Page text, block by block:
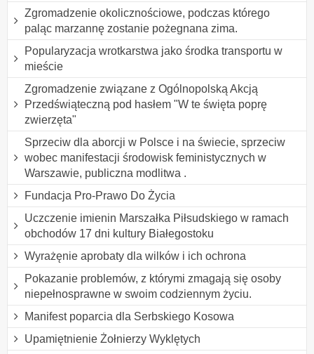
Zgromadzenie okolicznościowe, podczas którego
paląc marzannę zostanie pożegnana zima.
Popularyzacja wrotkarstwa jako środka transportu w
mieście
Zgromadzenie związane z Ogólnopolską Akcją
Przedświąteczną pod hasłem "W te święta poprę
zwierzęta"
Sprzeciw dla aborcji w Polsce i na świecie, sprzeciw
wobec manifestacji środowisk feministycznych w
Warszawie, publiczna modlitwa .
Fundacja Pro-Prawo Do Życia
Uczczenie imienin Marszałka Piłsudskiego w ramach
obchodów 17 dni kultury Białegostoku
Wyrażęnie aprobaty dla wilków i ich ochrona
Pokazanie problemów, z którymi zmagają się osoby
niepełnosprawne w swoim codziennym życiu.
Manifest poparcia dla Serbskiego Kosowa
Upamiętnienie Żołnierzy Wyklętych